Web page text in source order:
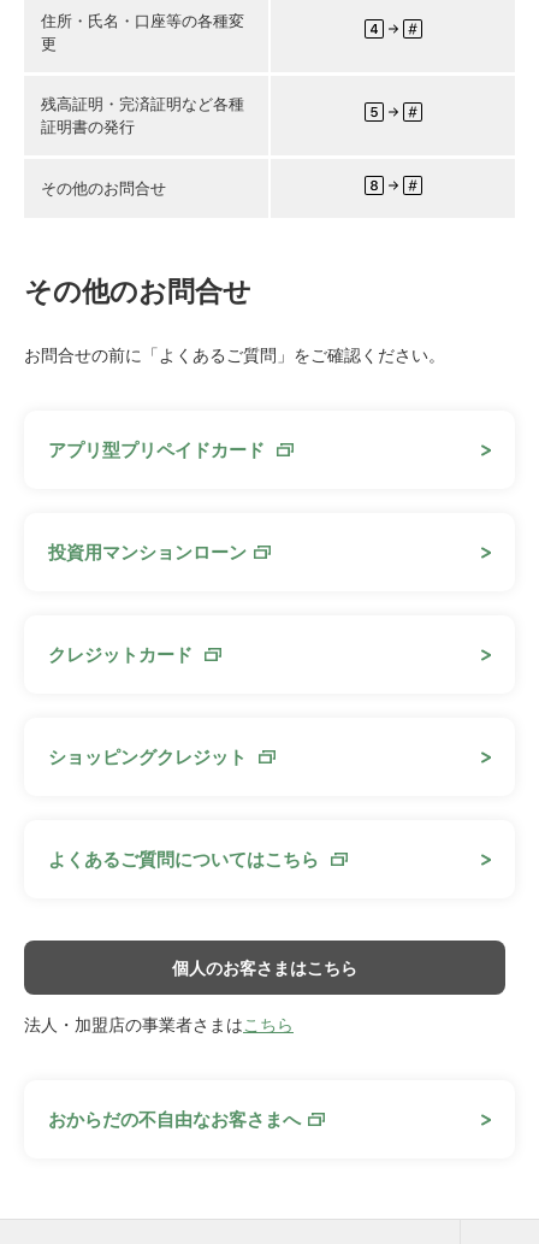
住所・氏名・口座等の各種変
更
残高証明・完済証明など各種
証明書の発行
その他のお問合せ
その他のお問合せ
お問合せの前に「よくあるご質問 」をご確認ください。
アプリ型プリペイドカード
投資用マンションローン
クレジットカード
ショッピングクレジット
よくあるご質問についてはこちら
個人のお客さまはこちら
法人・加盟店の事業者さまはこちら
おからだの不自由なお客さまへ